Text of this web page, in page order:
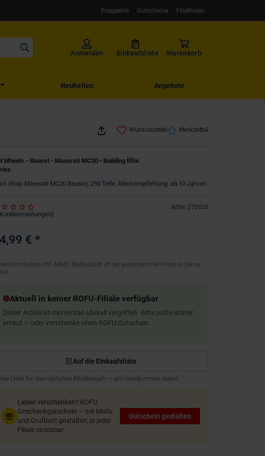
Prospekte Gutscheine Filialfinder
Anmelden Einkaufsliste Warenkorb
Neuheiten Angebote
Wunschzettel Merkzettel
Wheels - Bauset - Maserati MC20 - Building Elite
Shop Maserati MC20 Bauset, 250 Teile, Altersempfehlung: ab 10 Jahren
ArtNr: 273535
Kundenmeinungen)
€ *
inkl. MwSt. Maßgeblich ist der ausgezeichnete Preis in deiner
Aktuell in keiner ROFU-Filiale verfügbar
Dieser Artikel ist momentan überall vergriffen. Bitte prüfe später
erneut — oder verschenke einen ROFU-Gutschein.
Auf die Einkaufsliste
Liste für den nächsten Filialbesuch — am Handy immer dabei.
Lieber verschenken? ROFU
Geschenkgutschein — mit Motiv
und Grußtext gestalten, in jeder
Filiale einlösbar.
Gutschein gestalten